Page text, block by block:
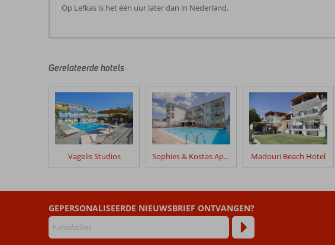
Op Lefkas is het één uur later dan in Nederland.
door
klanten
geschreven
na
hun
verblijf
Palmyra
Beoordelingen
die
ouder
zijn
Gerelateerde hotels
Vagelis Studios Sophies & Kostas Appartementen Madouri Beach Hotel
GEPERSONALISEERDE NIEUWSBRIEF ONTVANGEN?